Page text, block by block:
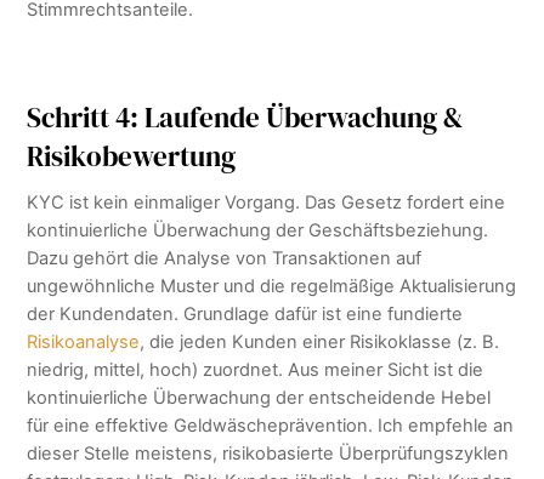
Stimmrechtsanteile.
Schritt 4: Laufende Überwachung &
Risikobewertung
KYC ist kein einmaliger Vorgang. Das Gesetz fordert eine
kontinuierliche Überwachung der Geschäftsbeziehung.
Dazu gehört die Analyse von Transaktionen auf
ungewöhnliche Muster und die regelmäßige Aktualisierung
der Kundendaten. Grundlage dafür ist eine fundierte
Risikoanalyse, die jeden Kunden einer Risikoklasse (z. B.
niedrig, mittel, hoch) zuordnet. Aus meiner Sicht ist die
kontinuierliche Überwachung der entscheidende Hebel
für eine effektive Geldwäscheprävention. Ich empfehle an
dieser Stelle meistens, risikobasierte Überprüfungszyklen